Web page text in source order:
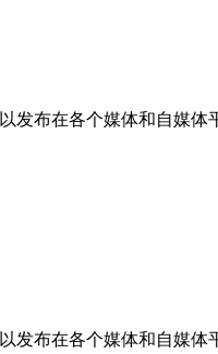
发布在各个媒体和自媒体
发布在各个媒体和自媒体